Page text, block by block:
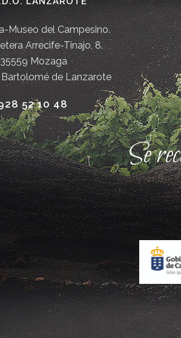
Museo del Campesino.
Arrecife-Tinajo, 8.
35559 Mozaga
Bartolomé de Lanzarote
52 10 48
Se